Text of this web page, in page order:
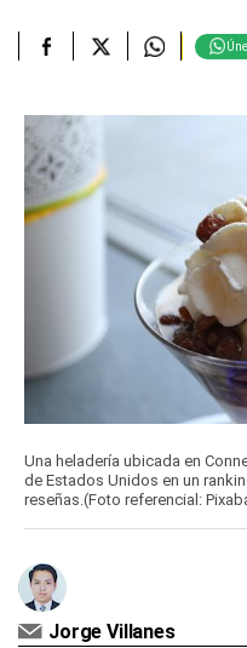
Una heladería ubicada en
de Estados Unidos en un
reseñas.(Foto referencial:
Jorge Villanes